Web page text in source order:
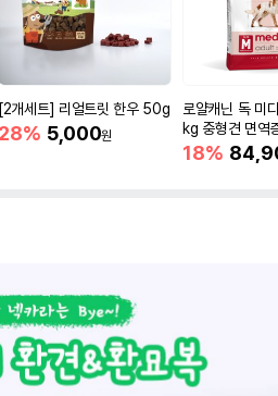
[2개세트] 리얼트릿 한우 50g
28% 5,000원
로얄캐닌 독 미
kg 중형견 면역
18%